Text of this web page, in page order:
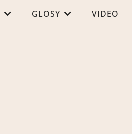
GLOSY VIDEO